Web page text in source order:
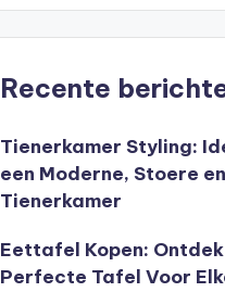
Recente
Tienerkamer Styling:
een Moderne, Stoere
Tienerkamer
Eettafel Kopen: Ontdek
Perfecte Tafel Voor